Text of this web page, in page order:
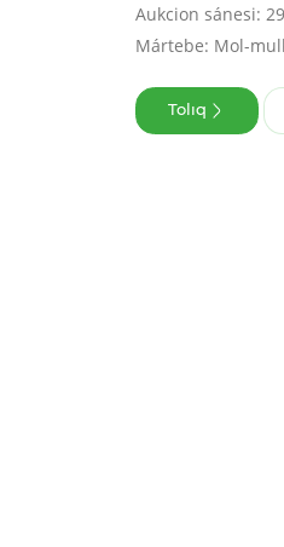
Aukcion sánesi:
Mártebe: Mol-
Tolıq